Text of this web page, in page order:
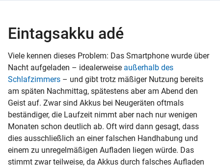
Eintagsakku adé
Viele kennen dieses Problem: Das Smartphone wurde über
Nacht aufgeladen – idealerweise außerhalb des
Schlafzimmers – und gibt trotz mäßiger Nutzung bereits
am späten Nachmittag, spätestens aber am Abend den
Geist auf. Zwar sind Akkus bei Neugeräten oftmals
beständiger, die Laufzeit nimmt aber nach nur wenigen
Monaten schon deutlich ab. Oft wird dann gesagt, dass
dies ausschließlich an einer falschen Handhabung und
einem zu unregelmäßigen Aufladen liegen würde. Das
stimmt zwar teilweise, da Akkus durch falsches Aufladen